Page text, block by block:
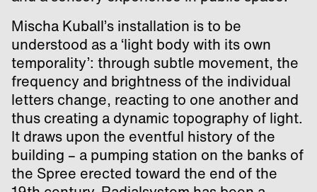
Mischa Kuball’s installation is to be
understood as a ‘light body with its own
temporality’: through subtle movement, the
frequency and brightness of the individual
letters change, reacting to one another and
thus creating a dynamic topography of light.
It draws upon the eventful history of the
building – a pumping station on the banks of
the Spree erected toward the end of the